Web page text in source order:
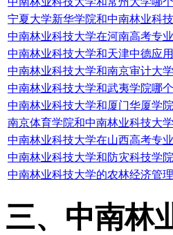
宁夏大学新华学院和中南林业科
中南林业科技大学在河南高考专
中南林业科技大学和天津中德应
中南林业科技大学和南京审计大
中南林业科技大学和武夷学院哪
中南林业科技大学和厦门华厦学
南京体育学院和中南林业科技大
中南林业科技大学在山西高考专
中南林业科技大学和防灾科技学
中南林业科技大学的农林经济管
三、中南林